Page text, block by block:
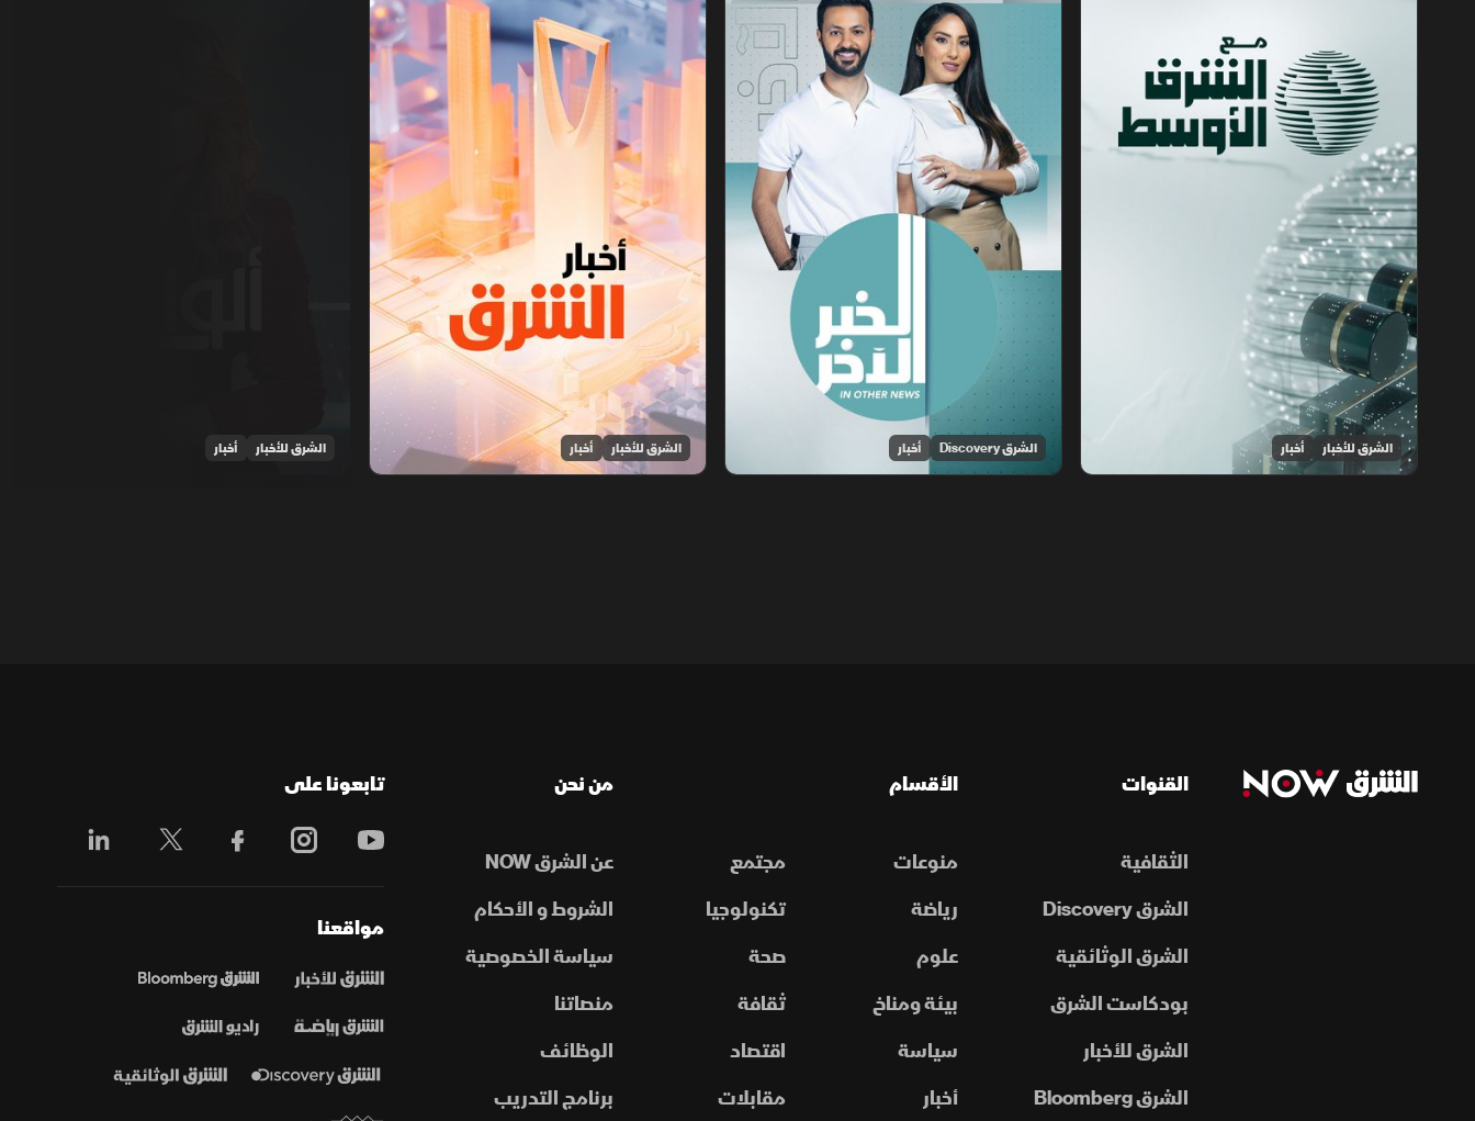
الشرق للأخبار أخبار الشرق Discovery أخبار الشرق للأخبار أخبار الشرق للأخبار أخبار
القنوات
الثقافية
الشرق Discovery
الشرق الوثائقية
بودكاست الشرق
الشرق للأخبار
الشرق Bloomberg
الأقسام
منوعات
مجتمع
رياضة
تكنولوجيا
علوم
صحة
بيئة ومناخ
ثقافة
سياسة
اقتصاد
أخبار
مقابلات
من نحن
عن الشرق NOW
الشروط و الأحكام
سياسة الخصوصية
منصاتنا
الوظائف
برنامج التدريب
تابعونا على
مواقعنا